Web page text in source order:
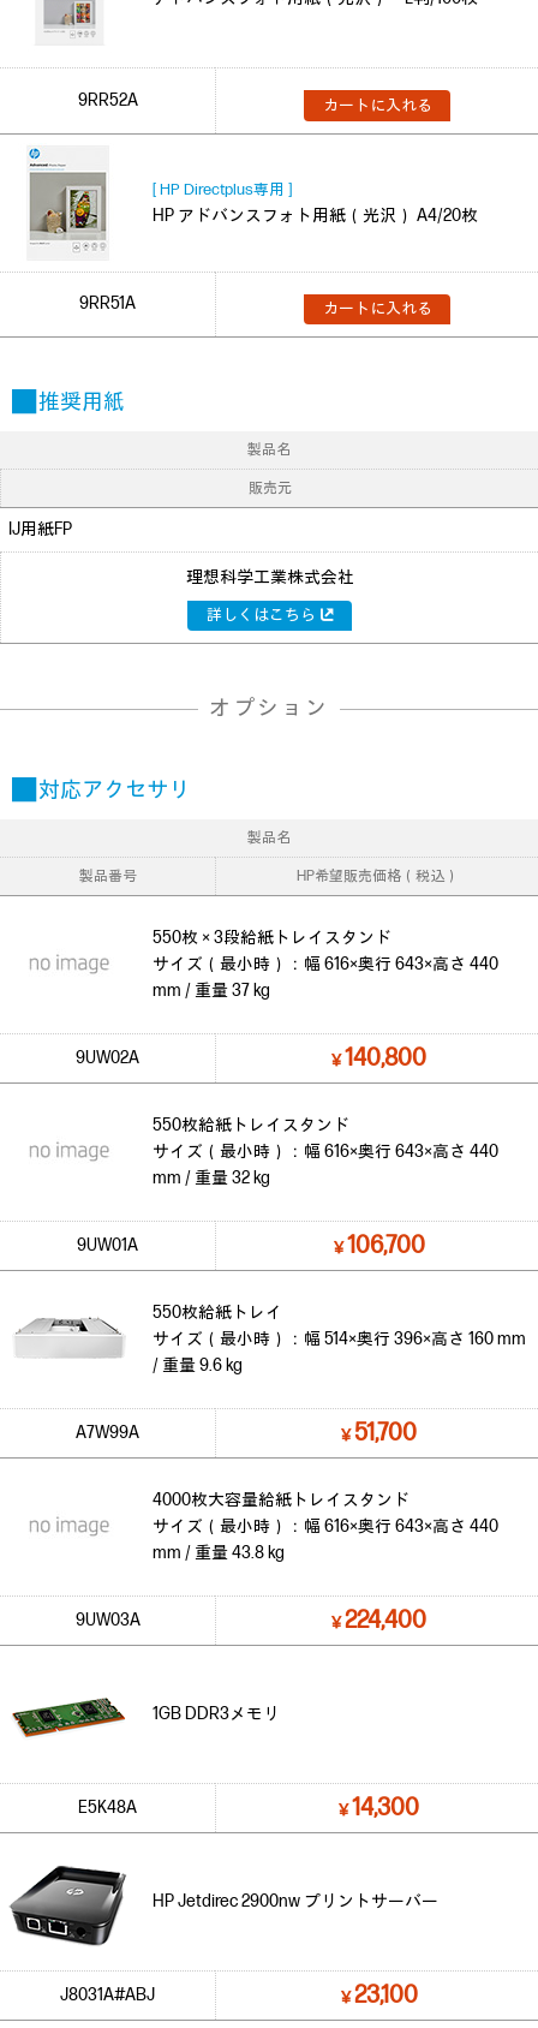
9RR52A カートに入れる
[ HP Directplus専用 ]
HP アドバンスフォト用紙（光沢） A4/20枚
9RR51A カートに入れる
■ 推奨用紙
製品名
販売元
IJ用紙FP
理想科学工業株式会社
詳しくはこちら
オプション
■ 対応アクセサリ
製品名
製品番号 HP希望販売価格（税込）
550枚 × 3段給紙トレイスタンド
サイズ（最小時）：幅 616×奥行 643×高さ 440
mm / 重量 37 kg
9UW02A ￥140,800
550枚給紙トレイスタンド
サイズ（最小時）：幅 616×奥行 643×高さ 440
mm / 重量 32 kg
9UW01A ￥106,700
550枚給紙トレイ
サイズ（最小時）：幅 514×奥行 396×高さ 160 mm
/ 重量 9.6 kg
A7W99A ￥51,700
4000枚大容量給紙トレイスタンド
サイズ（最小時）：幅 616×奥行 643×高さ 440
mm / 重量 43.8 kg
9UW03A ￥224,400
1GB DDR3メモリ
E5K48A ￥14,300
HP Jetdirec 2900nw プリントサーバー
J8031A#ABJ ￥23,100